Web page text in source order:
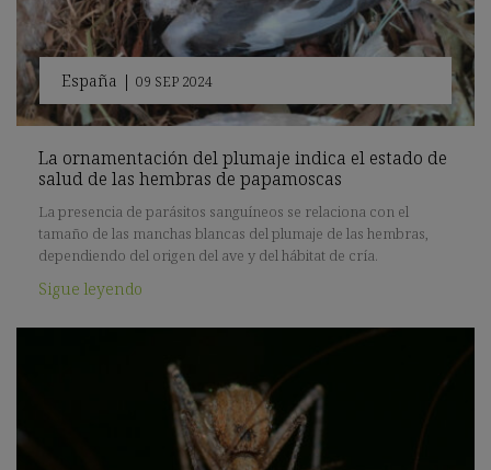
España | 09 SEP 2024
La ornamentación del plumaje indica el estado de
salud de las hembras de papamoscas
La presencia de parásitos sanguíneos se relaciona con el
tamaño de las manchas blancas del plumaje de las hembras,
dependiendo del origen del ave y del hábitat de cría.
Sigue leyendo